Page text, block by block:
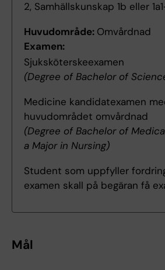
2, Samhällskunskap 1b eller
Huvudområde: Omvårdnad
Examen:
Sjuksköterskeexamen
(Degree of Bachelor of
Medicine kandidatexamen
huvudområdet omvårdnad
(Degree of Bachelor of
a Major in Nursing)
Student som uppfyller
examen skall på begäran få
Mål